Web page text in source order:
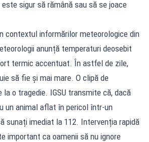
sigur să rămână sau să se joace
contextul informărilor meteorologice din
anunță temperaturi deosebit
termic accentuat. În astfel de zile,
să fie și mai mare. O clipă de
o tragedie. IGSU transmite că, dacă
un animal aflat în pericol într-un
sunați imediat la 112. Intervenția rapidă
important ca oamenii să nu ignore